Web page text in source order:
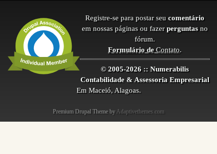
Registre-se para postar seu comentário
em nossas páginas ou fazer perguntas no
fórum.
Formulário deContato.
© 2005-2026 :: Numerabilis
Contabilidade & Assessoria Empresarial
Em Maceió, Alagoas.
Premium Drupal Theme by Adaptivethemes.com